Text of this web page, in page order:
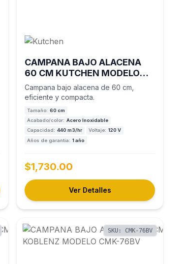
CAMPANA BAJO ALACENA
60 CM KUTCHEN MODELO
KCBC30960S
Campana bajo alacena de 60 cm,
eficiente y compacta.
Tamaño: 60 cm
Acabado/color: Acero Inoxidable
Capacidad: 440 m3/hr Voltaje: 120 V
Años de garantía: 1 año
$1,730.00
Ver Detalles
SKU: CMK-76BV